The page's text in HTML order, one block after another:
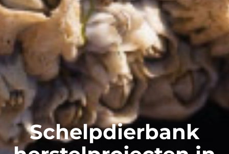
Schelpdierbank